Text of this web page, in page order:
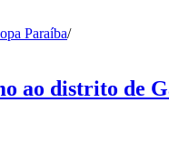
Paraíba/
ao distrito de